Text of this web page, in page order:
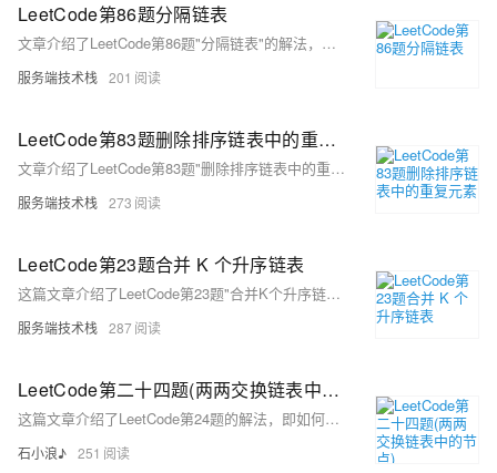
LeetCode第86题分隔链表
文章介绍了LeetCode第86题"分隔链表"的解法，通过创建两个新链表分别存储小于和大于等于给定值x的节点，然后合并这两个链表来解决问题，提供了一种简单易懂且操作原链表的解决方案。
服务端技术栈 201
LeetCode第83题删除排序链表中的重复元素
文章介绍了LeetCode第83题"删除排序链表中的重复元素"的解法，使用双指针技术在原链表上原地删除重复元素，提供了一种时间和空间效率都较高的解决方案。
服务端技术栈 273
LeetCode第23题合并 K 个升序链表
这篇文章介绍了LeetCode第23题"合并K个升序链表"的解题方法，使用分而治之的思想，通过递归合并链表的方式解决了这个难题。
服务端技术栈 287
LeetCode第二十四题(两两交换链表中的节点)
这篇文章介绍了LeetCode第24题的解法，即如何通过使用三个指针（preNode, curNode, curNextNode）来两两交换链表中的节点，并提供了详细的代码实现。
石小浪♪ 251